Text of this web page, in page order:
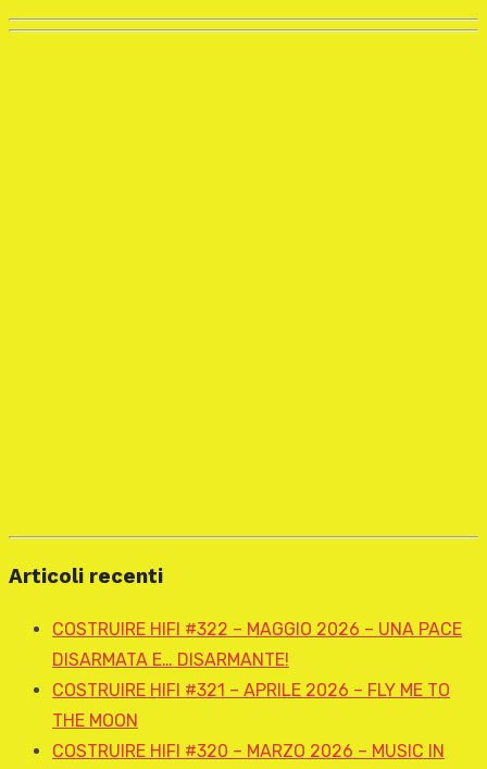
Articoli recenti
COSTRUIRE HIFI #322 – MAGGIO 2026 – UNA PACE
DISARMATA E… DISARMANTE!
COSTRUIRE HIFI #321 – APRILE 2026 – FLY ME TO
THE MOON
COSTRUIRE HIFI #320 – MARZO 2026 – MUSIC IN